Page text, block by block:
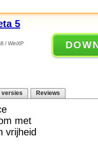
5
/ WinXP
versies Reviews
met
vrijheid